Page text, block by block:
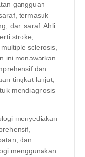
gangguan
termasuk
dan saraf. Ahli
stroke,
sclerosis,
ini menawarkan
dan
tingkat lanjut,
mendiagnosis
menyediakan
dan
menggunakan